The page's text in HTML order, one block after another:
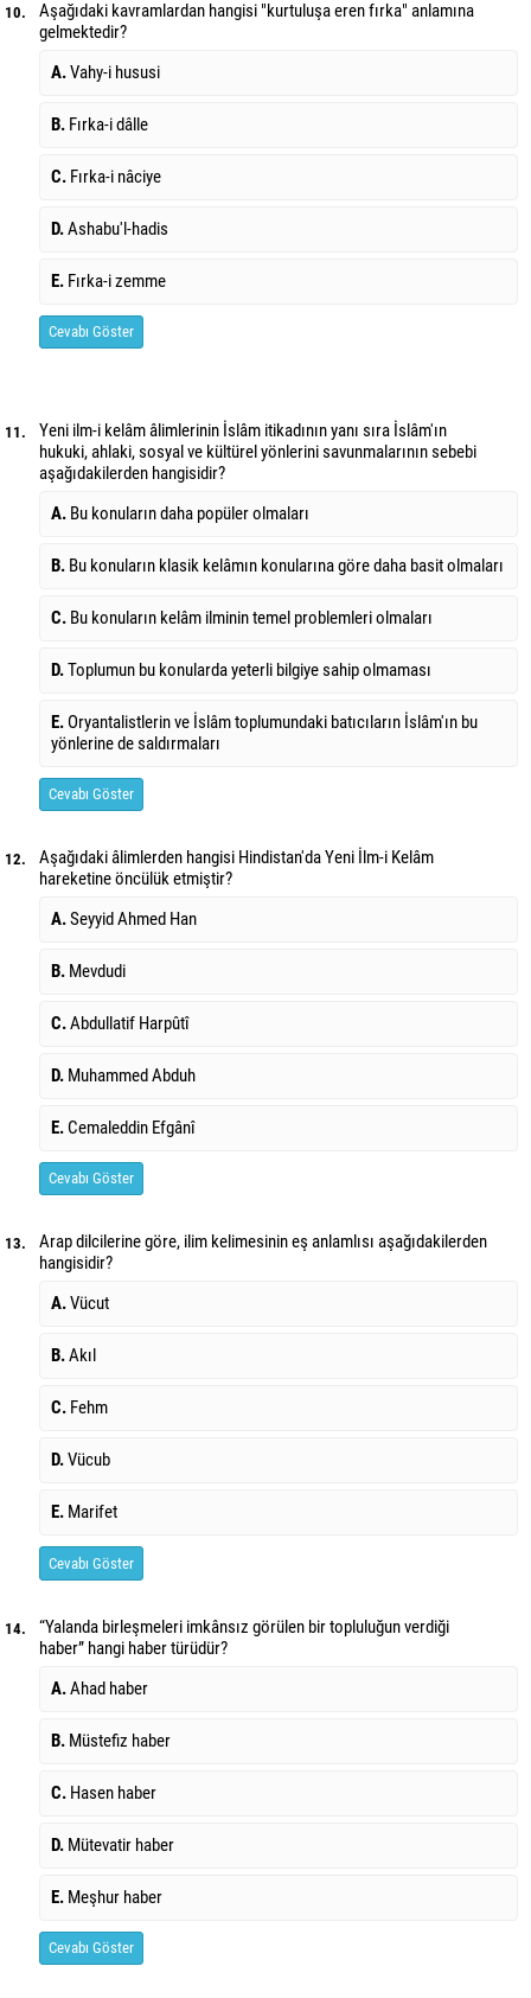
10.
Aşağıdaki kavramlardan hangisi "kurtuluşa eren fırka" anlamına
gelmektedir?
A.Vahy-i hususi
B. Fırka-i dâlle
C. Fırka-i nâciye
D.Ashabu'l-hadis
E. Fırka-i zemme
Cevabı Göster
11.
Yeni ilm-i kelâm âlimlerinin İslâm itikadının yanı sıra İslâm'ın
hukuki, ahlaki, sosyal ve kültürel yönlerini savunmalarının sebebi
aşağıdakilerden hangisidir?
A. Bu konuların daha popüler olmaları
B. Bu konuların klasik kelâmın konularına göre daha basit olmaları
C. Bu konuların kelâm ilminin temel problemleri olmaları
D.Toplumun bu konularda yeterli bilgiye sahip olmaması
E. Oryantalistlerin ve İslâm toplumundaki batıcıların İslâm'ın bu
yönlerine de saldırmaları
Cevabı Göster
12.
Aşağıdaki âlimlerden hangisi Hindistan'da Yeni İlm-i Kelâm
hareketine öncülük etmiştir?
A.Seyyid Ahmed Han
B. Mevdudi
C.Abdullatif Harpûtî
D. Muhammed Abduh
E.Cemaleddin Efgânî
Cevabı Göster
13.
Arap dilcilerine göre, ilim kelimesinin eş anlamlısı aşağıdakilerden
hangisidir?
A.Vücut
B.Akıl
C. Fehm
D.Vücub
E. Marifet
Cevabı Göster
14.
“Yalanda birleşmeleri imkânsız görülen bir topluluğun verdiği
haber” hangi haber türüdür?
A.Ahad haber
B. Müstefiz haber
C. Hasen haber
D. Mütevatir haber
E. Meşhur haber
Cevabı Göster